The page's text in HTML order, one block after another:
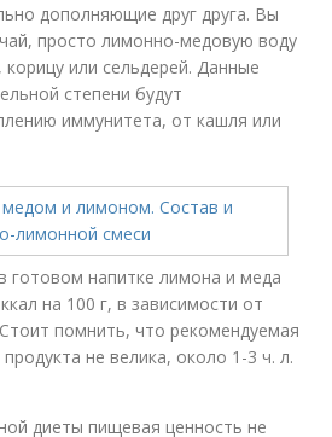
дополняющие друг друга. Вы
просто лимонно-медовую воду
или сельдерей. Данные
степени будут
иммунитета, от кашля или
готовом напитке лимона и меда
на 100 г, в зависимости от
помнить, что рекомендуемая
не велика, около 1-3 ч. л.
диеты пищевая ценность не